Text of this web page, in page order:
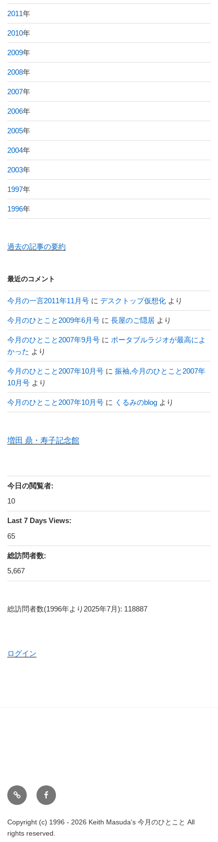
2011年
2010年
2009年
2008年
2007年
2006年
2005年
2004年
2003年
1997年
1996年
過去の記事の要約
最近のコメント
今月の一言2011年11月号 に デスクトップ仮想化 より
今月のひとこと2009年6月号 に 長屋のご隠居 より
今月のひとこと2007年9月号 に ポータブルラジオが最高によ
かった より
今月のひとこと2007年10月号 に 振袖,今月のひとこと2007年
10月号 より
今月のひとこと2007年10月号 に くるみのblog より
増田 鼎・寿子記念館
今日の閲覧者:
10
Last 7 Days Views:
65
総訪問者数:
5,667
総訪問者数(1996年より2025年7月): 118887
ログイン
ホ
ー
Face
book
Copyright (c) 1996 - 2026 Keith Masuda's 今月のひとこと All
rights reserved.